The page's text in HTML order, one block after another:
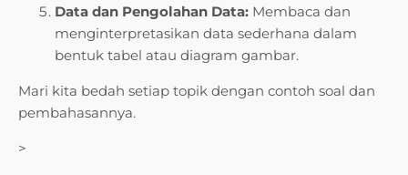
Data dan Pengolahan Data: Membaca dan
menginterpretasikan data sederhana dalam
bentuk tabel atau diagram gambar.
Mari kita bedah setiap topik dengan contoh soal dan
pembahasannya.
>